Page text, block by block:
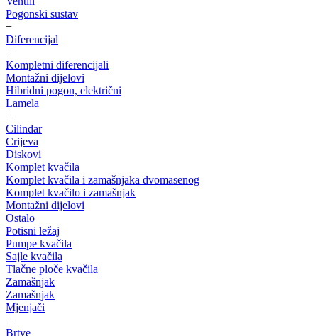
Pogonski sustav
+
Diferencijal
+
Kompletni diferencijali
Montažni dijelovi
Hibridni pogon, električni
Lamela
+
Cilindar
Crijeva
Diskovi
Komplet kvačila
Komplet kvačila i zamašnjaka dvomasenog
Komplet kvačilo i zamašnjak
Montažni dijelovi
Ostalo
Potisni ležaj
Pumpe kvačila
Sajle kvačila
Tlačne ploče kvačila
Zamašnjak
Zamašnjak
Mjenjači
+
Brtve